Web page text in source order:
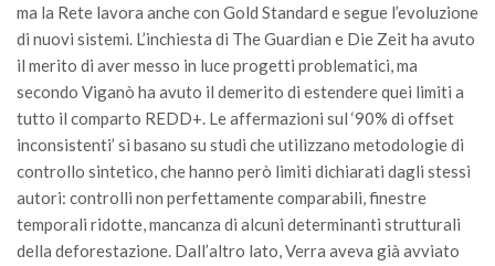
I Congresso (Padova 1997)
Redazione
Pagina Principale
Editoriali
Pillole di Scienze Forestali
#FOCUSINCENDI
ma la Rete lavora anche con Gold Standard e segue l’evoluzione
di nuovi sistemi. L’inchiesta di The Guardian e Die Zeit ha avuto
il merito di aver messo in luce progetti problematici, ma
secondo Viganò ha avuto il demerito di estendere quei limiti a
tutto il comparto REDD+. Le affermazioni sul ‘90% di offset
inconsistenti’ si basano su studi che utilizzano metodologie di
controllo sintetico, che hanno però limiti dichiarati dagli stessi
autori: controlli non perfettamente comparabili, finestre
temporali ridotte, mancanza di alcuni determinanti strutturali
della deforestazione. Dall’altro lato, Verra aveva già avviato